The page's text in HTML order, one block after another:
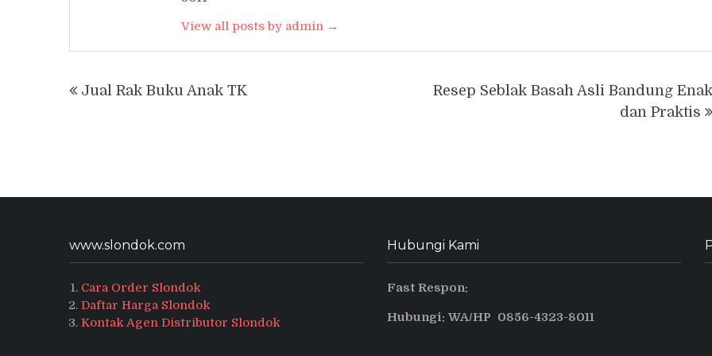
View all posts by admin →
navigation
Jual Rak Buku Anak TK
Resep Seblak Basah Asli Bandung Enak
dan Praktis
www.slondok.com
Cara Order Slondok
Daftar Harga Slondok
Kontak Agen Distributor Slondok
Hubungi Kami
Fast Respon:
Hubungi: WA/HP 0856-4323-8011